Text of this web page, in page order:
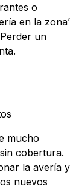
o
en la zona’
un
mucho
cobertura.
la avería y
nuevos